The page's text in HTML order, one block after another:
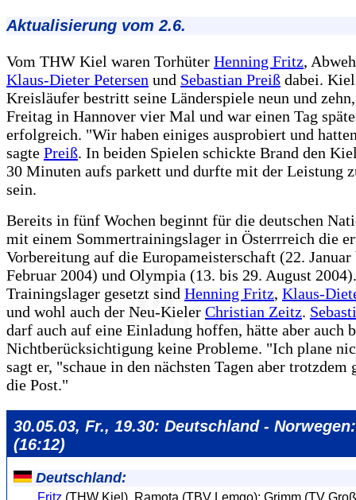
Aktualisierung vom 2.6.
Vom THW Kiel waren Torhüter Henning Fritz,
Klaus-Dieter Petersen und Sebastian Preiß dabei.
Kreisläufer bestritt seine Länderspiele neun und
Freitag in Hannover vier Mal und war einen Tag
erfolgreich. "Wir haben einiges ausprobiert und
sagte Preiß. In beiden Spielen schickte Brand den
30 Minuten aufs parkett und durfte mit der Leistung
sein.
Bereits in fünf Wochen beginnt für die deutschen
mit einem Sommertrainingslager in Österrreich die
Vorbereitung auf die Europameisterschaft (22. Januar
Februar 2004) und Olympia (13. bis 29. August
Trainingslager gesetzt sind Henning Fritz, Klaus-
und wohl auch der Neu-Kieler Christian Zeitz.
darf auch auf eine Einladung hoffen, hätte aber auch
Nichtberücksichtigung keine Probleme. "Ich plane
sagt er, "schaue in den nächsten Tagen aber trotzdem
die Post."
30.05.03, Fr., 19.30: Deutschland -
(16:12)
Deutschland:
Fritz (THW Kiel), Ramota (TBV Lemgo); Grimm (TV